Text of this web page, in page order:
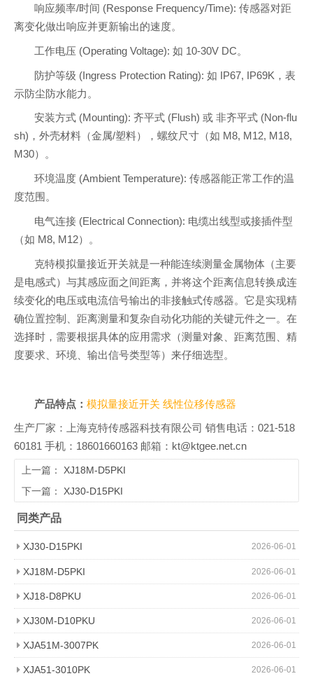
响应频率/时间 (Response Frequency/Time): 传感器对距
离变化做出响应并更新输出的速度。
工作电压 (Operating Voltage): 如 10-30V DC。
防护等级 (Ingress Protection Rating): 如 IP67, IP69K，表
示防尘防水能力。
安装方式 (Mounting): 齐平式 (Flush) 或 非齐平式 (Non-flu
sh)，外壳材料（金属/塑料），螺纹尺寸（如 M8, M12, M18,
M30）。
环境温度 (Ambient Temperature): 传感器能正常工作的温
度范围。
电气连接 (Electrical Connection): 电缆出线型或接插件型
（如 M8, M12）。
克特模拟量接近开关就是一种能连续测量金属物体（主要
是电感式）与其感应面之间距离，并将这个距离信息转换成连
续变化的电压或电流信号输出的非接触式传感器。它是实现精
确位置控制、距离测量和复杂自动化功能的关键元件之一。在
选择时，需要根据具体的应用需求（测量对象、距离范围、精
度要求、环境、输出信号类型等）来仔细选型。
产品特点：模拟量接近开关线性位移传感器
生产厂家：上海克特传感器科技有限公司 销售电话：021-518
60181 手机：18601660163 邮箱：kt@ktgee.net.cn
上一篇： XJ18M-D5PKI
下一篇： XJ30-D15PKI
同类产品
2026-06-01
XJ30-D15PKI
2026-06-01
XJ18M-D5PKI
2026-06-01
XJ18-D8PKU
2026-06-01
XJ30M-D10PKU
2026-06-01
XJA51M-3007PK
2026-06-01
XJA51-3010PK